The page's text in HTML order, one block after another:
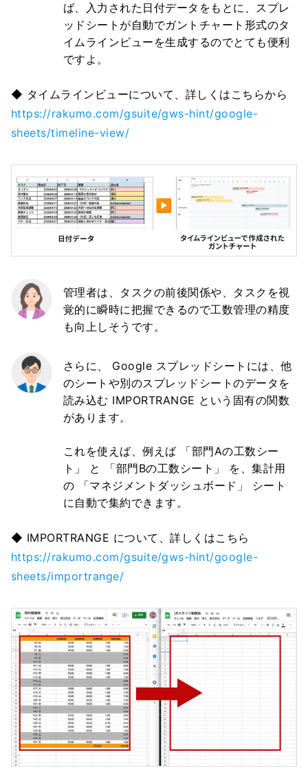
ば、入力された日付データをもとに、スプレ
ッドシートが自動でガントチャート形式のタ
イムラインビューを生成するのでとても便利
ですよ。
◆ タイムラインビューについて、詳しくはこちらから
https://rakumo.com/gsuite/gws-hint/google-
sheets/timeline-view/
管理者は、タスクの前後関係や、タスクを視
覚的に瞬時に把握できるので工数管理の精度
も向上しそうです。
さらに、 Google スプレッドシートには、他
のシートや別のスプレッドシートのデータを
読み込む IMPORTRANGE という固有の関数
があります。
これを使えば、例えば 「部門Aの工数シー
ト」 と 「部門Bの工数シート」 を、集計用
の 「マネジメントダッシュボード」 シート
に自動で集約できます。
◆ IMPORTRANGE について、詳しくはこちら
https://rakumo.com/gsuite/gws-hint/google-
sheets/importrange/